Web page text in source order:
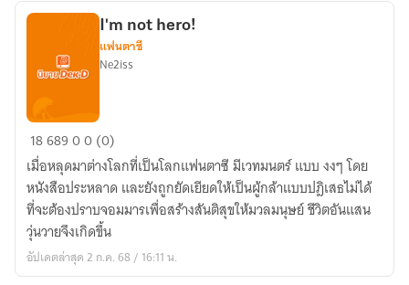
ชะตา
I'm
not
hero!
I'm not hero!
แฟนตาซี
Ne2iss
1868900 (0)
เมื่อหลุดมาต่างโลกที่เป็นโลกแฟนตาซี มีเวทมนตร์ แบบ งงๆ โดย
หนังสือประหลาด และยังถูกยัดเยียดให้เป็นผู้กล้าแบบปฎิเสธไม่ได้
ที่จะต้องปราบจอมมารเพื่อสร้างสันติสุขให้มวลมนุษย์ ชีวิตอันแสน
วุ่นวายจึงเกิดขึ้น
อัปเดตล่าสุด 2 ก.ค. 68 / 16:11 น.